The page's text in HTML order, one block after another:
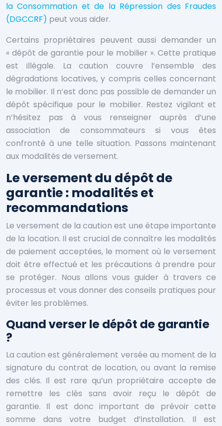
la Consommation et de la Répression des Fraudes
(DGCCRF) peut vous aider.
Certains propriétaires peuvent aussi demander un
« dépôt de garantie pour le mobilier ». Cette pratique
est illégale. La caution couvre l’ensemble des
dégradations locatives, y compris celles concernant
le mobilier. Il n’est donc pas possible de demander un
dépôt spécifique pour le mobilier. Restez vigilant et
n’hésitez pas à vous renseigner auprès d’une
association de consommateurs si vous êtes
confronté à une telle situation. Passons maintenant
aux modalités de versement.
Le versement du dépôt de
garantie : modalités et
recommandations
Le versement de la caution est une étape importante
de la location. Il est crucial de connaître les modalités
de paiement acceptées, le moment où le versement
doit être effectué et les précautions à prendre pour
se protéger. Nous allons vous guider à travers ce
processus et vous donner des conseils pratiques pour
éviter les problèmes.
Quand verser le dépôt de garantie
?
La caution est généralement versée au moment de la
signature du contrat de location, ou avant la remise
des clés. Il est rare qu’un propriétaire accepte de
remettre les clés sans avoir reçu le dépôt de
garantie. Il est donc important de prévoir cette
somme dans votre budget d’installation. Il est